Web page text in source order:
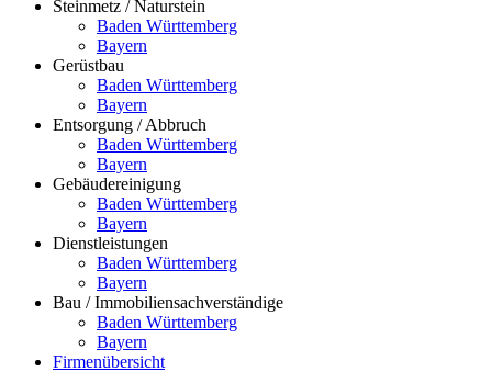
Steinmetz / Naturstein
Baden Württemberg
Bayern
Gerüstbau
Baden Württemberg
Bayern
Entsorgung / Abbruch
Baden Württemberg
Bayern
Gebäudereinigung
Baden Württemberg
Bayern
Dienstleistungen
Baden Württemberg
Bayern
Bau / Immobiliensachverständige
Baden Württemberg
Bayern
Firmenübersicht